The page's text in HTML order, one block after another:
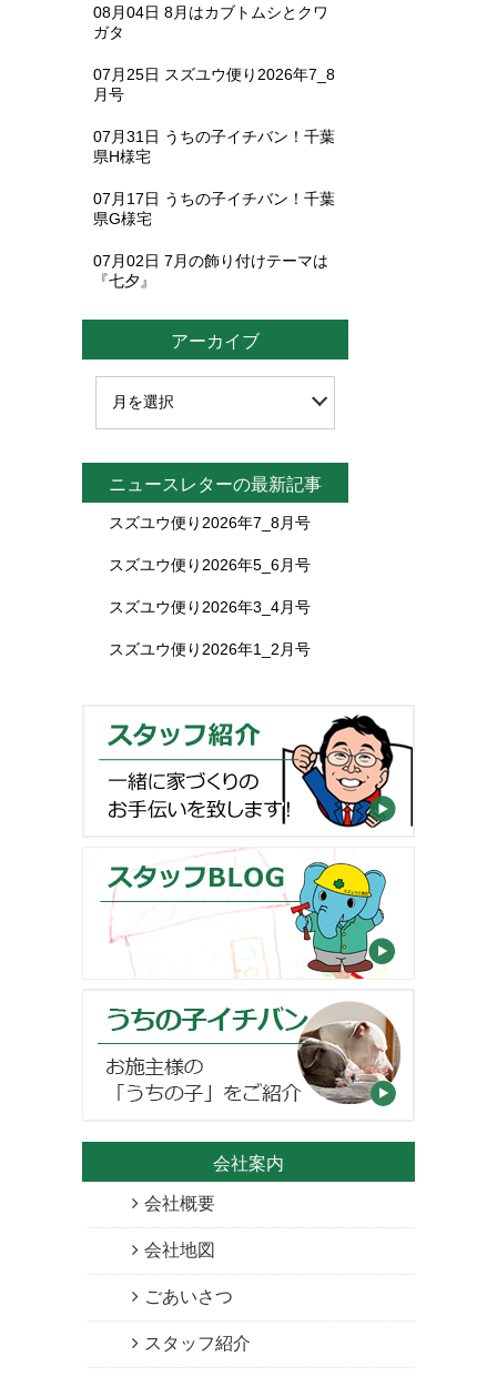
08月04日 8月はカブトムシとクワ
ガタ
07月25日 スズユウ便り2026年7_8
月号
07月31日 うちの子イチバン！千葉
県H様宅
07月17日 うちの子イチバン！千葉
県G様宅
07月02日 7月の飾り付けテーマは
『七夕』
アーカイブ
ニュースレターの最新記事
スズユウ便り2026年7_8月号
スズユウ便り2026年5_6月号
スズユウ便り2026年3_4月号
スズユウ便り2026年1_2月号
会社案内
会社概要
会社地図
ごあいさつ
スタッフ紹介